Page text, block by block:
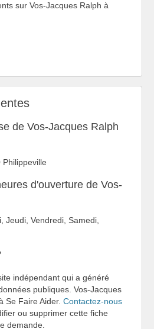
sur Vos-Jacques Ralph à
de Vos-Jacques Ralph
Philippeville
d'ouverture de Vos-
Jeudi, Vendredi, Samedi,
indépendant qui a généré
publiques. Vos-Jacques
Se Faire Aider. Contactez-nous
ou supprimer cette fiche
demande.